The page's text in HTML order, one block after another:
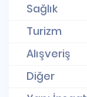
Sağlık
Turizm
Alışveriş
Diğer